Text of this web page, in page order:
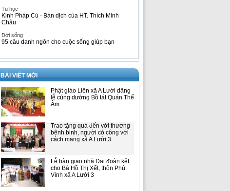
Tu học
Kinh Pháp Cú - Bản dịch của HT. Thích Minh
Châu
Đời sống
95 câu danh ngôn cho cuộc sống giúp bạn
BÀI VIẾT MỚI
Phật giáo Liên xã A Lưới dâng
lễ cúng dường Bồ tát Quán Thế
Âm
Trao tặng quà đến với thương
bệnh binh, người có công với
cách mạng xã A Lưới 3
Lễ bàn giao nhà Đại đoàn kết
cho Bà Hồ Thị Xết, thôn Phú
Vinh xã A Lưới 3